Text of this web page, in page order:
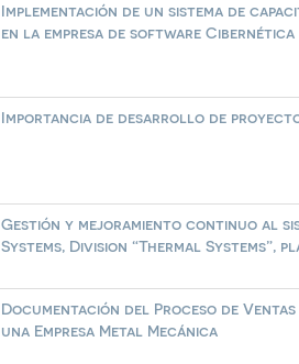
Implementación de un sistema de
en la empresa de software Cibernética
Importancia de desarrollo de
Gestión y mejoramiento continuo al
Systems, Division “Thermal Systems”,
Documentación del Proceso de
una Empresa Metal Mecánica